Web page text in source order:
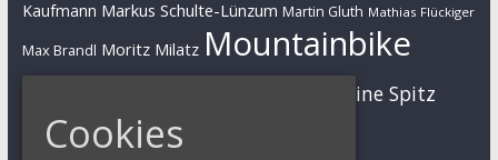
Kaufmann Markus Schulte-Lünzum Martin Gluth Mathias Flückiger
Max Brandl Moritz Milatz Mountainbike
MTB
Sabine Spitz
Simon Stiebjahn UCI
Cookies